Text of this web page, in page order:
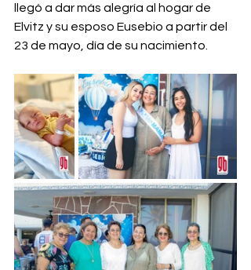
llegó a dar más alegría al hogar de
Elvitz y su esposo Eusebio a partir del
23 de mayo, día de su nacimiento.